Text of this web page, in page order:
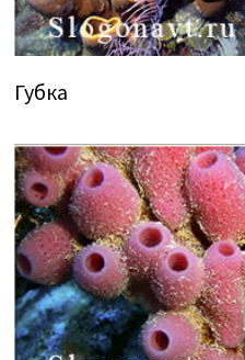
Губка